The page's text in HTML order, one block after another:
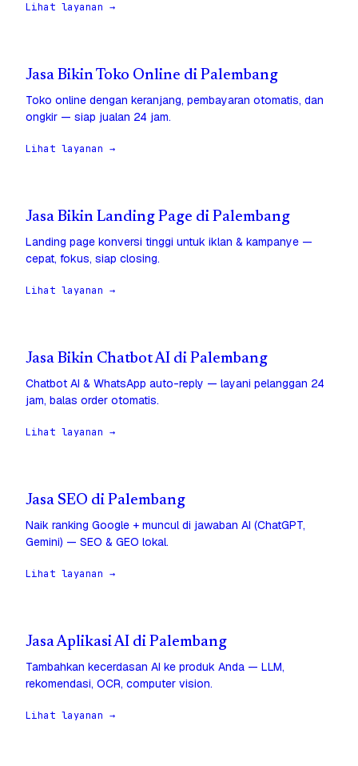
Lihat layanan →
Jasa Bikin Toko Online di Palembang
Toko online dengan keranjang, pembayaran otomatis, dan
ongkir — siap jualan 24 jam.
Lihat layanan →
Jasa Bikin Landing Page di Palembang
Landing page konversi tinggi untuk iklan & kampanye —
cepat, fokus, siap closing.
Lihat layanan →
Jasa Bikin Chatbot AI di Palembang
Chatbot AI & WhatsApp auto-reply — layani pelanggan 24
jam, balas order otomatis.
Lihat layanan →
Jasa SEO di Palembang
Naik ranking Google + muncul di jawaban AI (ChatGPT,
Gemini) — SEO & GEO lokal.
Lihat layanan →
Jasa Aplikasi AI di Palembang
Tambahkan kecerdasan AI ke produk Anda — LLM,
rekomendasi, OCR, computer vision.
Lihat layanan →